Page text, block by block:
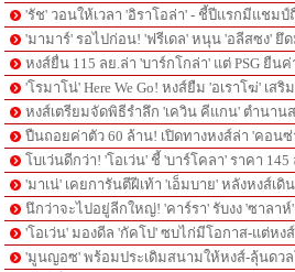
'รัช' วอนให้เวลา 'อิราโอล่า' - ชี้ปีแรกมีแชมป์
'มามาร์' รอไปก่อน! 'ฟรีเดล' หนุน 'อลีสซง' ยึ
หงส์ยื่น 115 ลย.ล่า 'บาร์กโกล่า' แต่ PSG ยืนค่
'โรมาโน่' Here We Go! หงส์ยืม 'อเราโฆ่' เสริ
หงส์เตรียมจัดพิธีรำลึก 'เควิน คีแกน' ตำนาน
ปืนถอยค่าตัว 60 ล้าน! เปิดทางหงส์ล่า 'คอนซ่
โบเว่นดีกว่า! 'โอเว่น' ชี้ 'บาร์โคลา' ราคา
'มาเน่' เคยการันตีฝีเท้า 'เอ็มบาย' หลังหงส์เดิ
นึกว่าจะไปอยู่ลีกใหญ่! 'คาร์รา' รับงง 'ซาลา
'โอเว่น' มองดีล 'กัคโป' ซบไก่มีโอกาส-แต่ห
'มูนญอซ' พร้อมประเดิมสนามให้หงส์-ลุ้นดว